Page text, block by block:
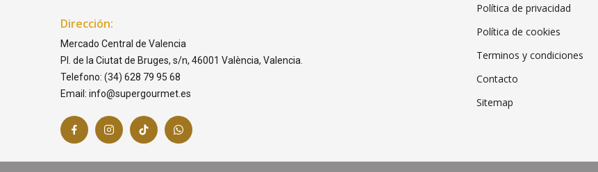
Dirección:
Mercado Central de Valencia
Pl. de la Ciutat de Bruges, s/n, 46001 València, Valencia.
Telefono: (34) 628 79 95 68
Email: info@supergourmet.es
Política de privacidad
Política de cookies
Terminos y condiciones
Contacto
Sitemap